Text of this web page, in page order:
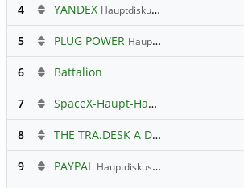
4 YANDEX Hauptdiskussion
5 PLUG POWER Hauptdiskussion
6 Battalion
7 SpaceX-Haupt-Hauptforum
8 THE TRA.DESK A DL-,000001
9 PAYPAL Hauptdiskussion